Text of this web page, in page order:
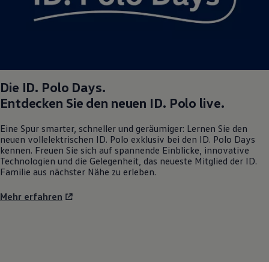
Die ID. Polo Days.
Entdecken Sie den neuen ID. Polo live.
Eine Spur smarter, schneller und geräumiger: Lernen Sie den
neuen vollelektrischen ID. Polo exklusiv bei den ID. Polo Days
kennen. Freuen Sie sich auf spannende Einblicke, innovative
Technologien und die Gelegenheit, das neueste Mitglied der ID.
Familie aus nächster Nähe zu erleben.
Mehr erfahren